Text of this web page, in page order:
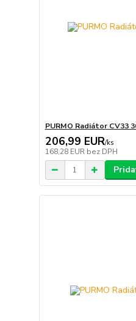
PURMO Radiátor CV33
206,99 EUR/ks
168,28 EUR bez DPH